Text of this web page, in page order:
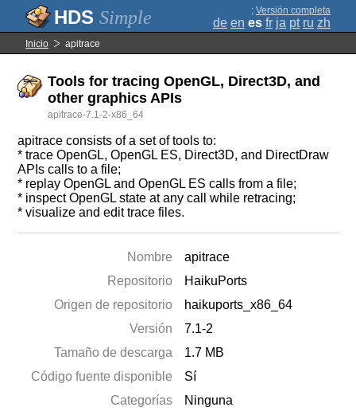
Simple ; Versión completa
de en es fr ja pt ru zh
Inicio apitrace
Tools for tracing OpenGL, Direct3D, and
other graphics APIs
apitrace-7.1-2-x86_64
apitrace consists of a set of tools to:
* trace OpenGL, OpenGL ES, Direct3D, and DirectDraw
APIs calls to a file;
* replay OpenGL and OpenGL ES calls from a file;
* inspect OpenGL state at any call while retracing;
* visualize and edit trace files.
Nombre
apitrace
Repositorio
HaikuPorts
Origen de repositorio
haikuports_x86_64
Versión
7.1-2
Tamaño de descarga
1.7 MB
Código fuente disponible
Sí
Categorías
Ninguna